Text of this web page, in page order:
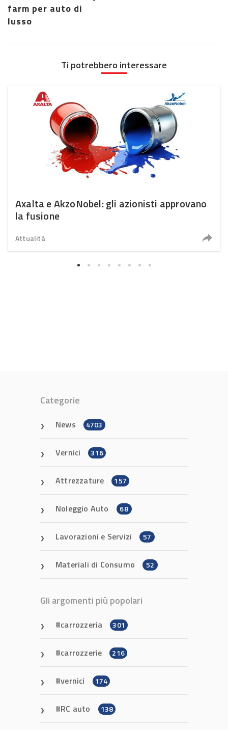
farm per auto di
lusso
Ti potrebbero interessare
Axalta e AkzoNobel: gli azionisti approvano
la fusione
Attualità
Categorie
News 4703
Vernici 316
Attrezzature 157
Noleggio Auto 68
Lavorazioni e Servizi 57
Materiali di Consumo 52
Gli argomenti più popolari
carrozzeria 301
carrozzerie 216
vernici 174
RC auto 138